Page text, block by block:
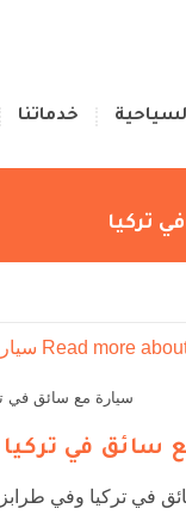
خدماتنا
تركيا
سيارة مع سائق في
سائق في تركيا
في تركيا وفي